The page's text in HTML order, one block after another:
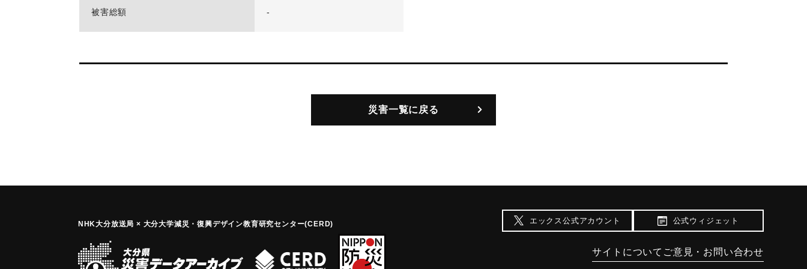
被害総額 -
災害一覧に戻る
NHK大分放送局 × 大分大学減災 ・復興デザイン教育研究センター(CERD) エックス公式アカウント 公式ウィジェット
サイトについて ご意見・お問い合わせ